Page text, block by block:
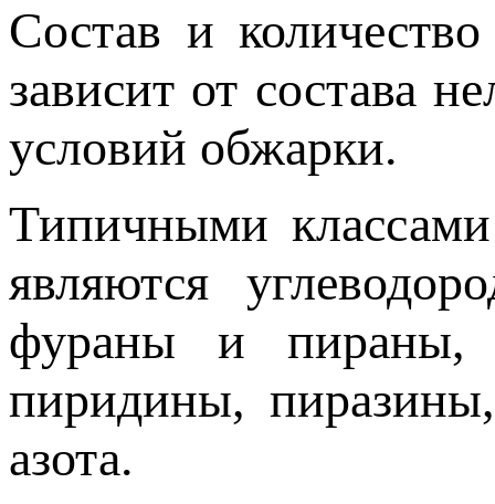
Состав и
зависит от состава
условий обжарки.
Типичными
являются
фураны и пираны,
пиридины,
азота.